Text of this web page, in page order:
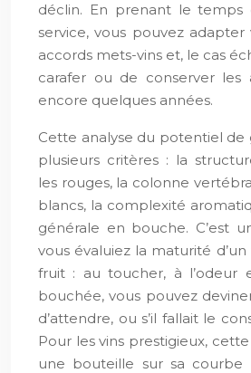
déclin. En prenant le temps
service, vous pouvez adapter
accords mets-vins et, le cas
carafer ou de conserver les
encore quelques années.
Cette analyse du potentiel de
plusieurs critères : la
les rouges, la colonne
blancs, la complexité
générale en bouche. C’est
vous évaluiez la maturité
fruit : au toucher, à l’odeur
bouchée, vous pouvez
d’attendre, ou s’il fallait le
Pour les vins prestigieux,
une bouteille sur sa courbe